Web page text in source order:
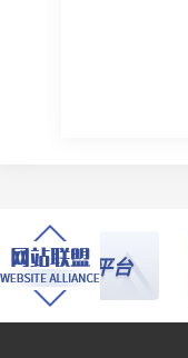
共服务平台